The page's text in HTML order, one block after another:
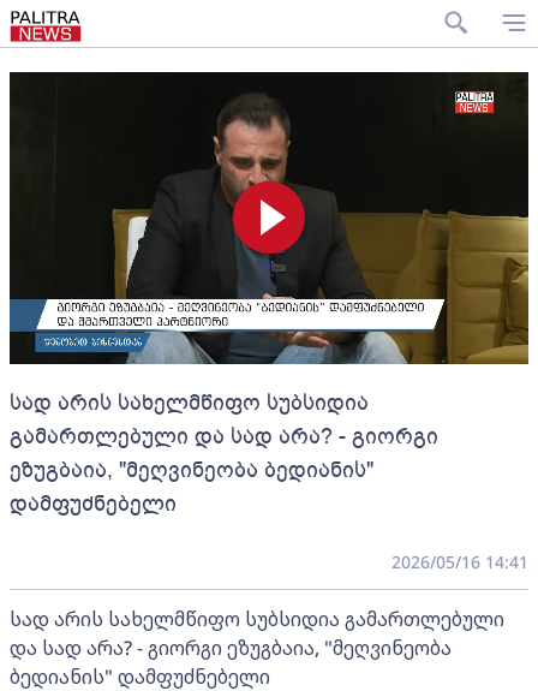
სად არის სახელმწიფო სუბსიდია
გამართლებული და სად არა? - გიორგი
ეზუგბაია, "მეღვინეობა ბედიანის"
დამფუძნებელი
2026/05/16 14:41
სად არის სახელმწიფო სუბსიდია გამართლებული
და სად არა? - გიორგი ეზუგბაია, "მეღვინეობა
ბედიანის" დამფუძნებელი